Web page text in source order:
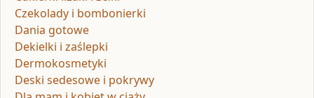
Czekolady i bombonierki
Dania gotowe
Dekielki i zaślepki
Dermokosmetyki
Deski sedesowe i pokrywy